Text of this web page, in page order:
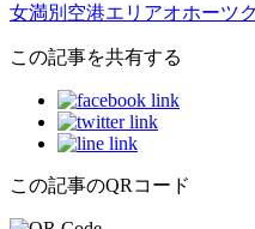
女満別空港エリアオホーツ
この記事を共有する
この記事のQRコード